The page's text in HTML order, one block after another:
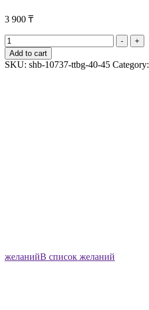
3 900 ₸
Сумка
шоппер
Shabu
Клумба
-
+
Add to cart
SKU: shb-10737-ttbg-40-45 Category:
желанийВ список желаний